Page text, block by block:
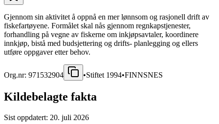
Gjennom sin aktivitet å oppnå en mer lønnsom og rasjonell drift av
fiskefartøyene. Formålet skal nås gjennom regnkapstjenester,
forhandling på vegne av fiskerne om inkjøpsavtaler, koordinere
innkjøp, bistå med budsjettering og drifts- planlegging og ellers
utføre oppgaver etter behov.
Org.nr: 971532904 •Stiftet 1994•FINNSNES
Kildebelagte fakta
Sist oppdatert: 20. juli 2026